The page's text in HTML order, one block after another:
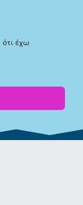
έχω